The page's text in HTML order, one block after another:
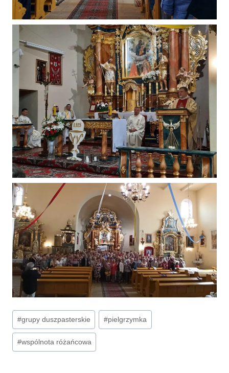
Tagi
wpisu:
#grupy duszpasterskie #pielgrzymka
#wspólnota różańcowa